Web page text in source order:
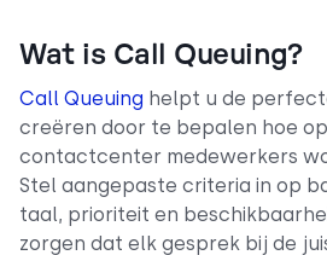
Wat is Call Queuing?
Call Queuing helpt u de
creëren door te bepalen hoe
contactcenter medewerkers
Stel aangepaste criteria in op
taal, prioriteit en
zorgen dat elk gesprek bij de